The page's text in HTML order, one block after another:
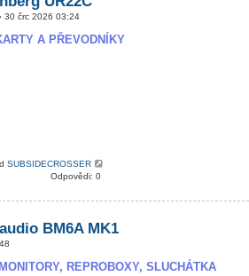
30 črc 2026 03:24
A PŘEVODNÍKY
SUBSIDECROSSER
Odpovědi: 0
BM6A MK1
REPROBOXY, SLUCHÁTKA